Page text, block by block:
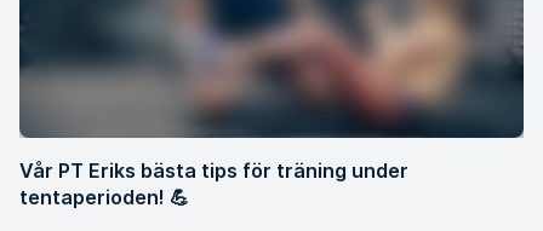
Vår PT Eriks bästa tips för träning under
tentaperioden! 💪